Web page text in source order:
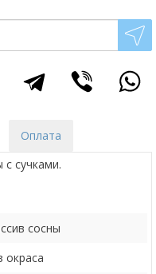
Оплата
с сучками.
сосны
окраса